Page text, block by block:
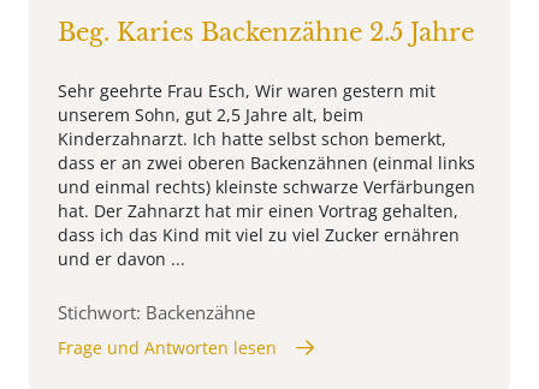
Beg. Karies Backenzähne 2.5 Jahre
Sehr geehrte Frau Esch, Wir waren gestern mit
unserem Sohn, gut 2,5 Jahre alt, beim
Kinderzahnarzt. Ich hatte selbst schon bemerkt,
dass er an zwei oberen Backenzähnen (einmal links
und einmal rechts) kleinste schwarze Verfärbungen
hat. Der Zahnarzt hat mir einen Vortrag gehalten,
dass ich das Kind mit viel zu viel Zucker ernähren
und er davon ...
Stichwort: Backenzähne
Frage und Antworten lesen